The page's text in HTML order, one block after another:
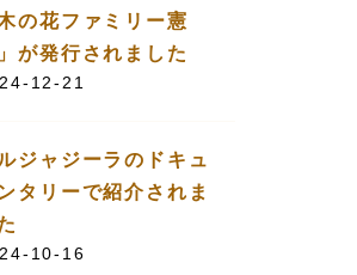
木の花ファミリー憲
が発行されました
12-21
ジャジーラのドキュ
タリーで紹介されま
10-16